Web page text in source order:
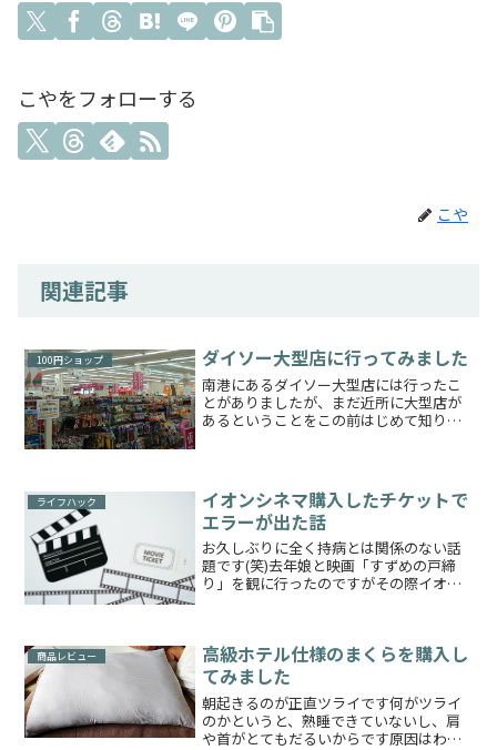
こやをフォローする
こや
関連記事
100円ショップ ダイソー大型店に行ってみました
南港にあるダイソー大型店には行ったこ
とがありましたが、まだ近所に大型店が
あるということをこの前はじめて知り、
り道具があります旦那が最近...
ライフハック
イオンシネマ購入したチケットで
エラーが出た話
お久しぶりに全く持病とは関係のない話
題です(笑)去年娘と映画「すずめの戸締
り」を観に行ったのですがその際イオン
すると1人1000円...
商品レビュー
高級ホテル仕様のまくらを購入し
てみました
朝起きるのが正直ツライです何がツライ
のかというと、熟睡できていないし、肩
や首がとてもだるいからです原因はわか